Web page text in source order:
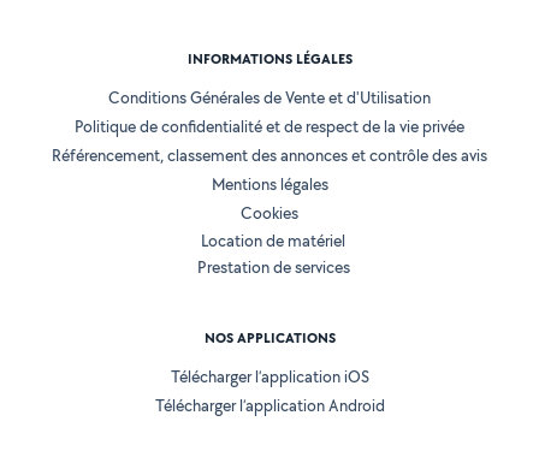
INFORMATIONS LÉGALES
Conditions Générales de Vente et d'Utilisation
Politique de confidentialité et de respect de la vie privée
Référencement, classement des annonces et contrôle des avis
Mentions légales
Cookies
Location de matériel
Prestation de services
NOS APPLICATIONS
Télécharger l’application iOS
Télécharger l’application Android